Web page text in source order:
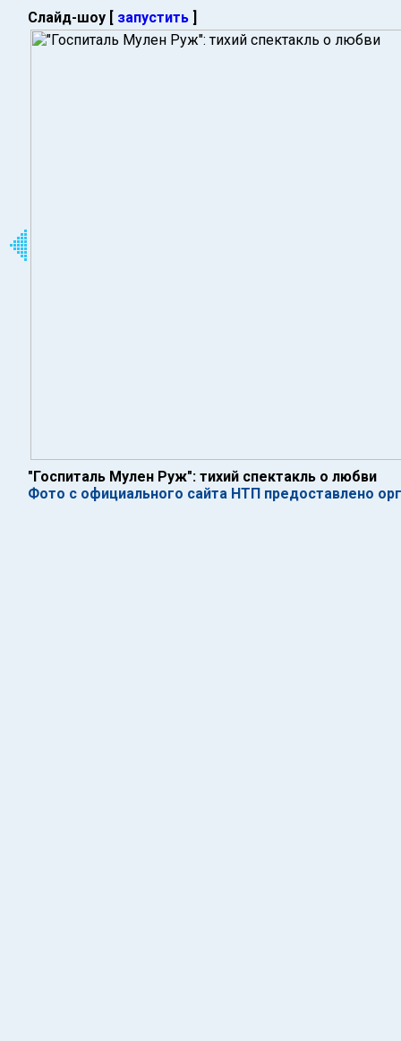
Слайд-шоу [ запустить ]
"Госпиталь Мулен Руж": тихий спектакль о любви
Фото с официального сайта НТП предоставлено